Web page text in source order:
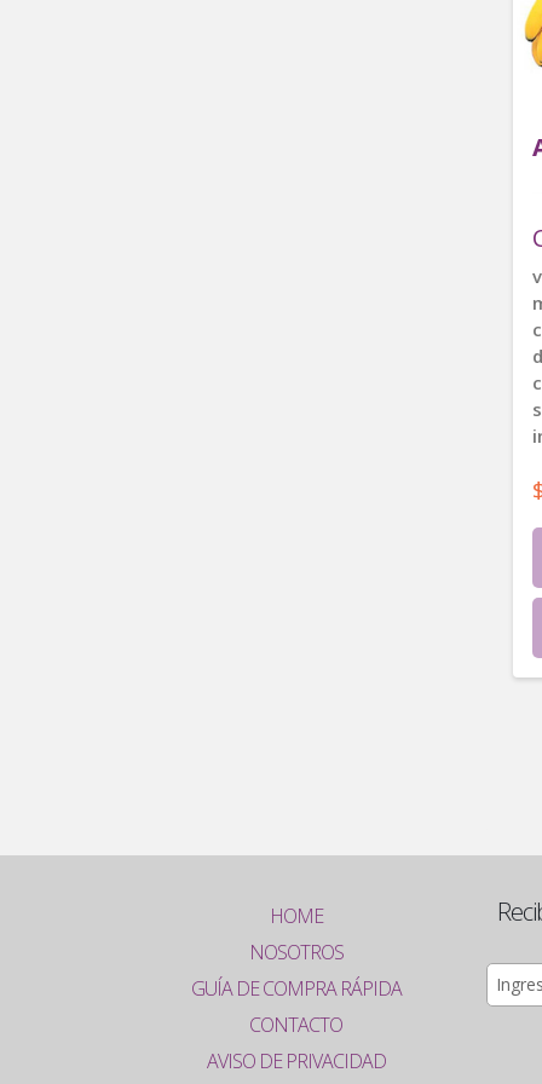
HOME
NOSOTROS
GUÍA DE COMPRA RÁPIDA
CONTACTO
AVISO DE PRIVACIDAD